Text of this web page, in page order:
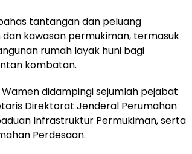
tantangan dan peluang
kawasan permukiman, termasuk
rumah layak huni bagi
kombatan.
didampingi sejumlah pejabat
Direktorat Jenderal Perumahan
Infrastruktur Permukiman, serta
Perdesaan.